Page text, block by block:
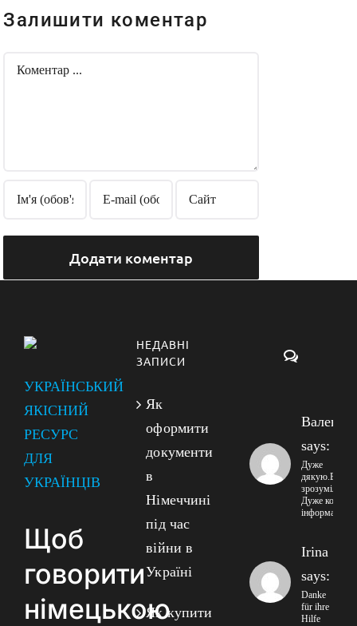
Залишити коментар
Comment
УКРАЇНСЬКИЙ
ЯКІСНИЙ
РЕСУРС
ДЛЯ
УКРАЇНЦІВ
Щоб
говорити
німецькою
НЕДАВНІ
ЗАПИСИ
Як
оформити
документи
в
Німеччині
під час
війни в
Україні
Як купити
says:
Дуже
дякую.Все
зрозуміло!!
Дуже корисна
інформація!
Irina
says:
Danke
für ihre
Hilfe